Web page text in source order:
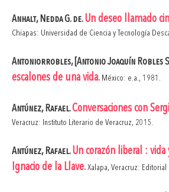
Anhalt, Nedda G. de.Un deseo llamado
Chiapas: Universidad de Ciencia y Tecnología
Antoniorrobles, [Antonio Joaquín Robles
escalones de una vida. México: e.a., 1981.
Antúnez, Rafael.Conversaciones con
Veracruz: Instituto Literario de Veracruz, 2015.
Antúnez, Rafael.Un corazón liberal :
Ignacio de la Llave. Xalapa, Veracruz: Editorial